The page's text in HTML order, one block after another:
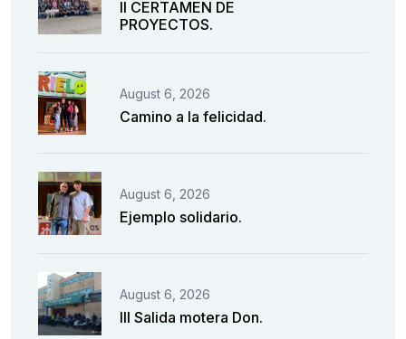
II CERTAMEN DE
PROYECTOS.
August 6, 2026
Camino a la felicidad.
August 6, 2026
Ejemplo solidario.
August 6, 2026
III Salida motera Don.